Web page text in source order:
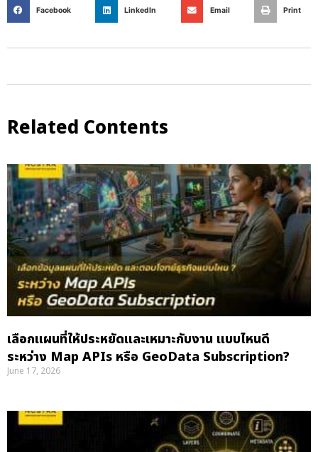
Facebook LinkedIn Email Print
Related Contents
เลือกแผนที่ให้ประหยัดและเหมาะกับงาน แบบไหนดี
ระหว่าง Map APIs หรือ GeoData Subscription?
June 17, 2026